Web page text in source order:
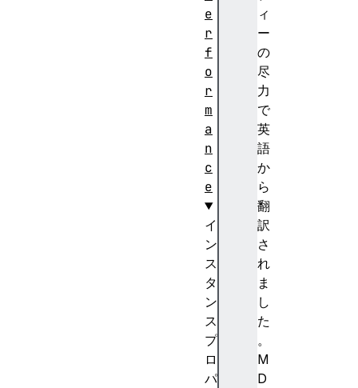
ィ
ー
の
尽
力
で
英
語
か
ら
翻
訳
さ
れ
ま
し
た
。
M
D
e
r
f
o
r
m
a
n
c
e
イ
ン
ス
タ
ン
ス
プ
ロ
パ